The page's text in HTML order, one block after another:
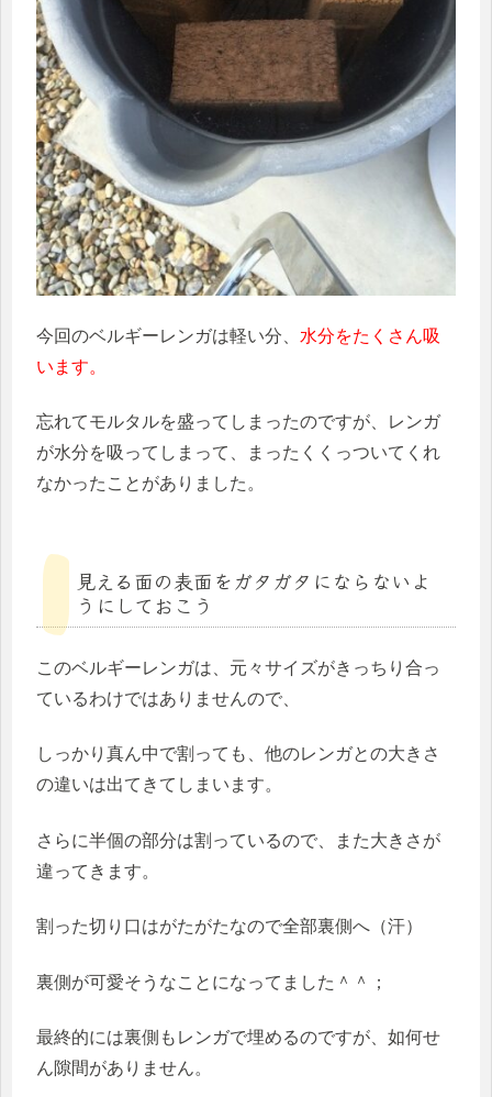
今回のベルギーレンガは軽い分、 水分をたくさん吸
います。
忘れてモルタルを盛ってしまったのですが、レンガ
が水分を吸ってしまって、まったくくっついてくれ
なかったことがありました。
見える面の表面をガタガタにならないよ
うにしておこう
このベルギーレンガは、元々サイズがきっちり合っ
ているわけではありませんので、
しっかり真ん中で割っても、他のレンガとの大きさ
の違いは出てきてしまいます。
さらに半個の部分は割っているので、また大きさが
違ってきます。
割った切り口はがたがたなので全部裏側へ（汗）
裏側が可愛そうなことになってました＾＾；
最終的には裏側もレンガで埋めるのですが、如何せ
ん隙間がありません。